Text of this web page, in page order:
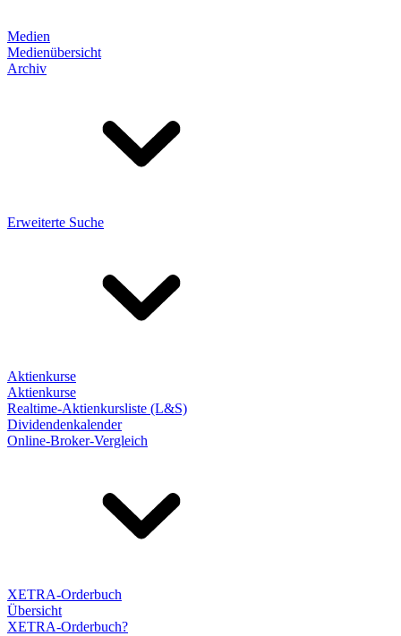
Medien
Medienübersicht
Archiv
Erweiterte Suche
Aktienkurse
Aktienkurse
Realtime-Aktienkursliste (L&S)
Dividendenkalender
Online-Broker-Vergleich
XETRA-Orderbuch
Übersicht
XETRA-Orderbuch?